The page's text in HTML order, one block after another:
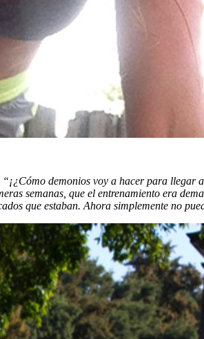
demonios voy a hacer para llegar
semanas, que el entrenamiento era
que estaban. Ahora simplemente no